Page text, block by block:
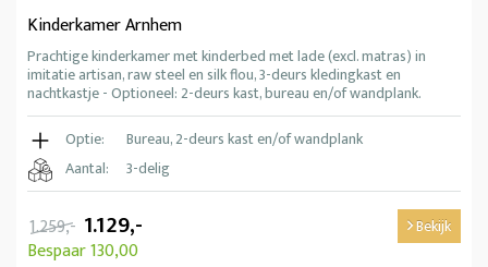
Kinderkamer Arnhem
Prachtige kinderkamer met kinderbed met lade (excl. matras) in
imitatie artisan, raw steel en silk flou, 3-deurs kledingkast en
nachtkastje - Optioneel: 2-deurs kast, bureau en/of wandplank.
Optie:
Bureau, 2-deurs kast en/of wandplank
Aantal:
3-delig
1.259,- 1.129,-
Bespaar 130,00
Bekijk